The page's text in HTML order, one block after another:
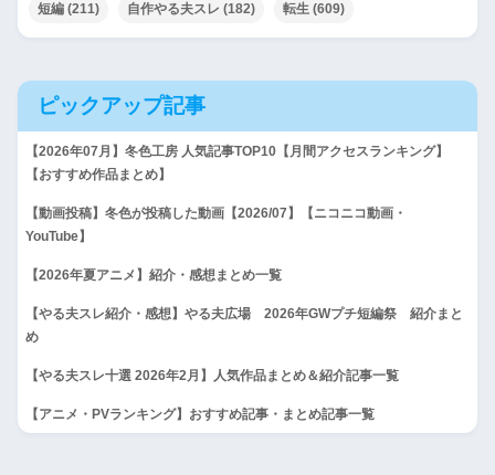
短編 (211) 自作やる夫スレ (182) 転生 (609)
ピックアップ記事
【2026年07月】冬色工房 人気記事TOP10【月間アクセスランキング】
【おすすめ作品まとめ】
【動画投稿】冬色が投稿した動画【2026/07】【ニコニコ動画・
YouTube】
【2026年夏アニメ】紹介・感想まとめ一覧
【やる夫スレ紹介・感想】やる夫広場 2026年GWプチ短編祭 紹介まと
め
【やる夫スレ十選 2026年2月】人気作品まとめ＆紹介記事一覧
【アニメ・PVランキング】おすすめ記事・まとめ記事一覧